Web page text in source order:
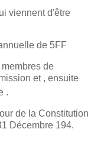
viennent d'être
de 5FF
de
et , ensuite
.
de la Constitution
Décembre 194.